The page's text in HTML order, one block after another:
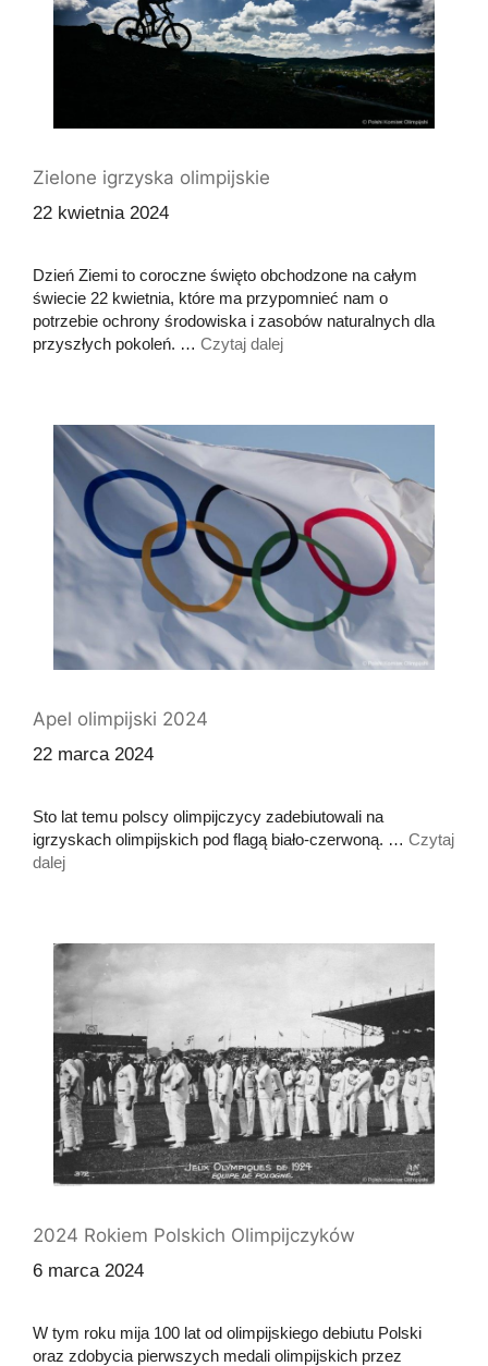
Zielone igrzyska olimpijskie
22 kwietnia 2024
Dzień Ziemi to coroczne święto obchodzone na całym
świecie 22 kwietnia, które ma przypomnieć nam o
potrzebie ochrony środowiska i zasobów naturalnych dla
przyszłych pokoleń. … Czytaj dalej
Apel olimpijski 2024
22 marca 2024
Sto lat temu polscy olimpijczycy zadebiutowali na
igrzyskach olimpijskich pod flagą biało-czerwoną. … Czytaj
dalej
2024 Rokiem Polskich Olimpijczyków
6 marca 2024
W tym roku mija 100 lat od olimpijskiego debiutu Polski
oraz zdobycia pierwszych medali olimpijskich przez